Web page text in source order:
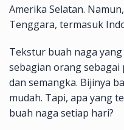
Amerika Selatan.
Tenggara, termasuk
Tekstur buah naga
sebagian orang
dan semangka. Bijinya
mudah. Tapi, apa yang
buah naga setiap hari?